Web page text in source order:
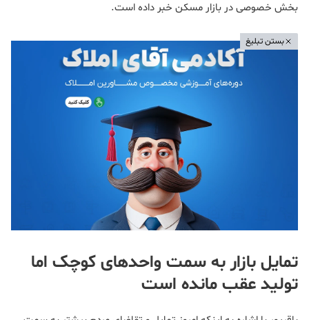
بخش خصوصی در بازار مسکن خبر داده است.
بستن تبلیغ
تمایل بازار به سمت واحدهای کوچک اما
تولید عقب مانده است